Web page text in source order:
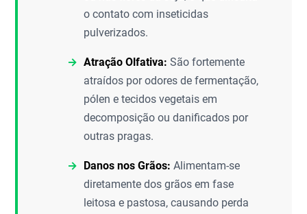
o contato com inseticidas
pulverizados.
Atração Olfativa: São fortemente
atraídos por odores de fermentação,
pólen e tecidos vegetais em
decomposição ou danificados por
outras pragas.
Danos nos Grãos: Alimentam-se
diretamente dos grãos em fase
leitosa e pastosa, causando perda